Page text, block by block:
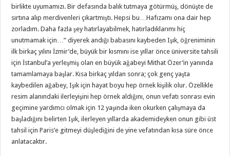
birlikte uyumamızı. Bir defasında balık tutmaya götürmüş, dönüşte de
sırtına alıp merdivenleri çıkartmıştı. Hepsi bu…Hafızamı ona dair hep
zorladım. Daha fazla şey hatırlayabilmek, hatırladıklarımı hiç
unutmamak için…” diyerek andığı babasını kaybeden Işık, öğreniminin
ilk birkaç yılını İzmir’de, büyük bir kısmını ise yıllar önce üniversite tahsili
için İstanbul’a yerleşmiş olan en büyük ağabeyi Mithat Özer’in yanında
tamamlamaya başlar. Kısa birkaç yıldan sonra; çok genç yaşta
kaybedilen ağabey, Işık için hayat boyu hep örnek kişilik olur. Özellikle
resim alanındaki ilerleyişini hep örnek aldığını, onun vefatı sonrası evin
geçimine yardımcı olmak için 12 yaşında iken okurken çalışmaya da
başladığını belirten Işık, ilerleyen yıllarda akademideyken onun gibi üst
tahsil için Paris’e gitmeyi düşlediğini de yine vefatından kısa süre önce
anlatacaktır.